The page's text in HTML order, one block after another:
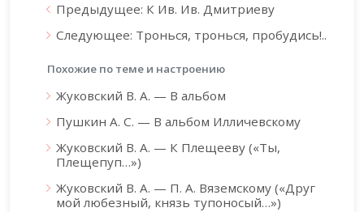
Предыдущее: К Ив. Ив. Дмитриеву
Следующее: Тронься, тронься, пробудись!..
Похожие по теме и настроению
Жуковский В. А. — В альбом
Пушкин А. С. — В альбом Илличевскому
Жуковский В. А. — К Плещееву («Ты,
Плещепуп…»)
Жуковский В. А. — П. А. Вяземскому («Друг
мой любезный, князь тупоносый…»)